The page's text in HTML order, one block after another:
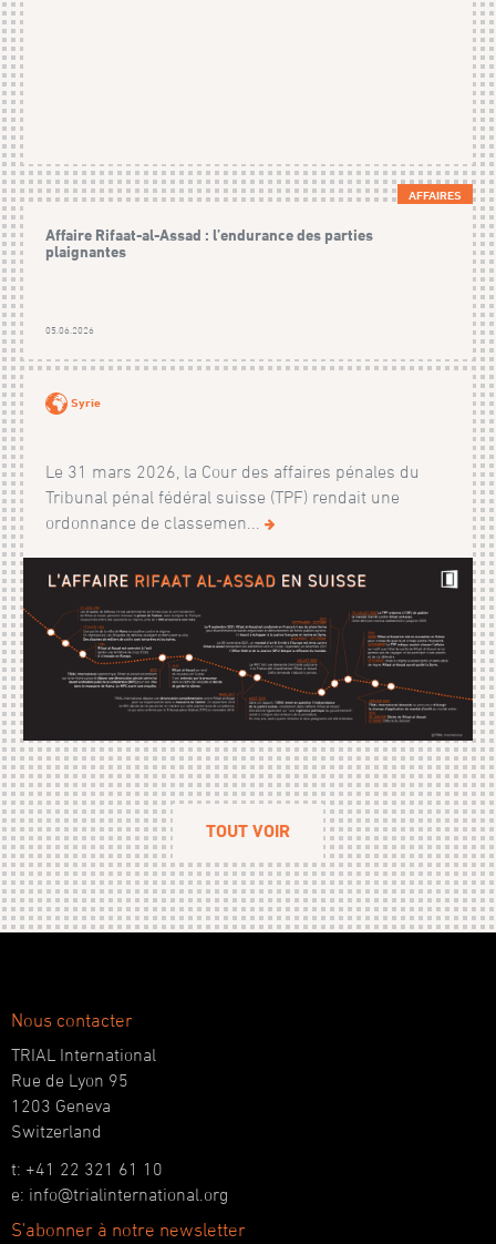
AFFAIRES
Affaire Rifaat-al-Assad : l’endurance des parties
plaignantes
05.06.2026
Syrie
Le 31 mars 2026, la Cour des affaires pénales du
Tribunal pénal fédéral suisse (TPF) rendait une
ordonnance de classemen...
TOUT VOIR
Nous contacter
TRIAL International
Rue de Lyon 95
1203 Geneva
Switzerland
t: +41 22 321 61 10
e: info@trialinternational.org
S'abonner à notre newsletter